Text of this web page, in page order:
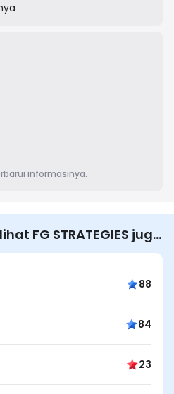
informasinya.
FG STRATEGIES juga
88
84
23